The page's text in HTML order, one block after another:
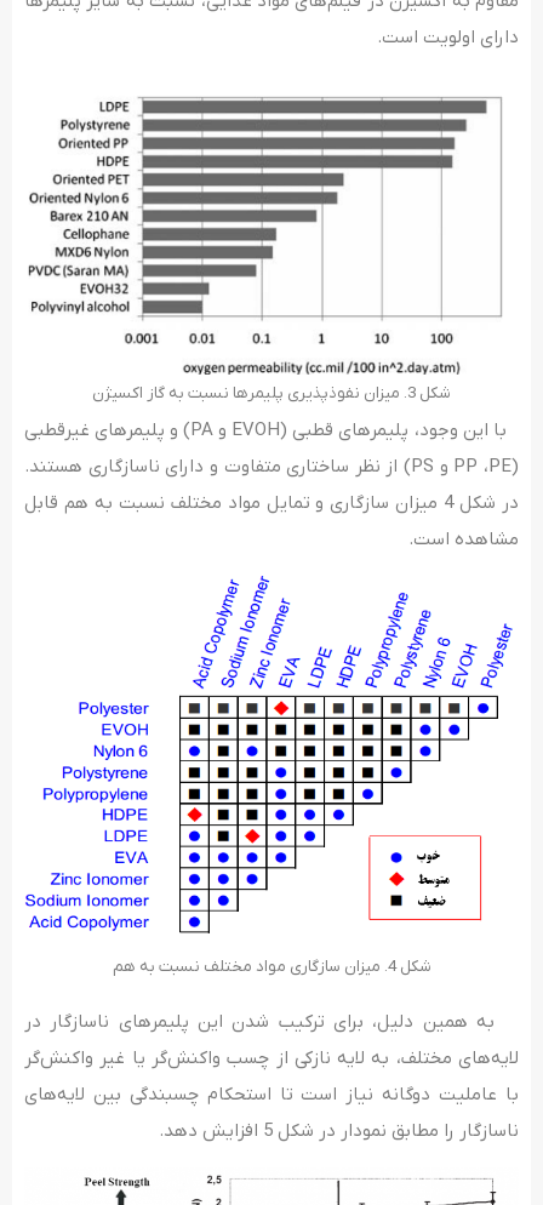
دارای اولویت است.
شکل 3. میزان نفوذپذیری پلیمرها نسبت به گاز اکسیژن
با این وجود، پلیمرهای قطبی (EVOH و PA) و پلیمرهای غیرقطبی
(PP ،PE و PS) از نظر ساختاری متفاوت و دارای ناسازگاری هستند.
در شکل 4 میزان سازگاری و تمایل مواد مختلف نسبت به هم قابل
مشاهده است.
شکل 4. میزان سازگاری مواد مختلف نسبت به هم
به همین دلیل، برای ترکیب شدن این پلیمرهای ناسازگار در
لایه‌های مختلف، به لایه نازکی از چسب واکنش‌گر یا غیر واکنش‌گر
با عاملیت دوگانه نیاز است تا استحکام چسبندگی بین لایه‌های
ناسازگار را مطابق نمودار در شکل 5 افزایش دهد.